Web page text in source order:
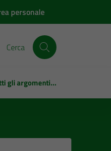
personale
Cerca
gli argomenti...